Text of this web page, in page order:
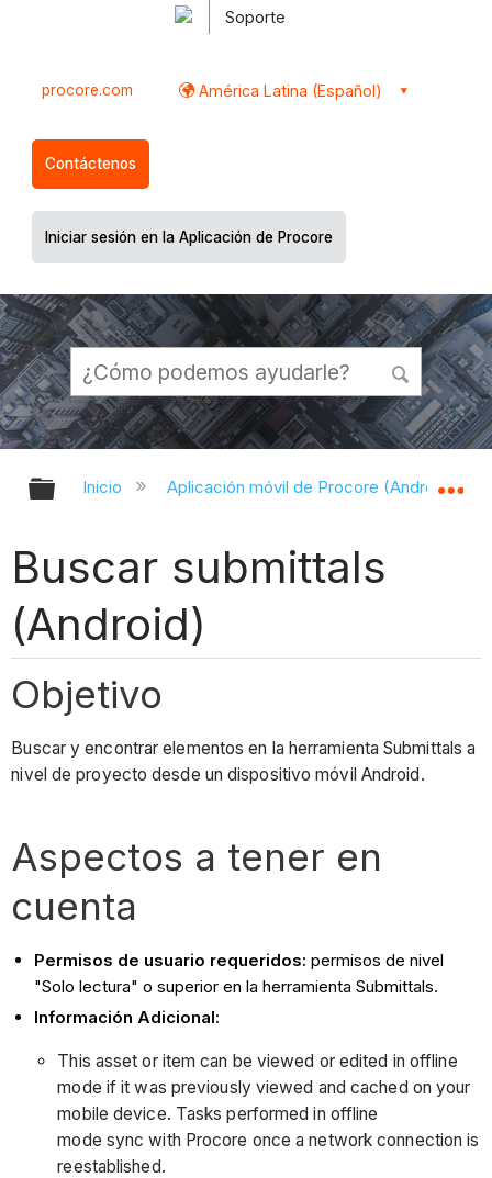
Soporte
procore.com América Latina (Español)
Contáctenos
Iniciar sesión en la Aplicación de Procore
Expandir/contraer jerarquía global
Inicio Aplicación móvil de Procore (Android)
Buscar submittals
(Android)
Objetivo
Buscar y encontrar elementos en la herramienta Submittals a
nivel de proyecto desde un dispositivo móvil Android.
Aspectos a tener en
cuenta
Permisos de usuario requeridos: permisos de nivel
"Solo lectura" o superior en la herramienta Submittals.
Información Adicional:
This asset or item can be viewed or edited in offline
mode if it was previously viewed and cached on your
mobile device. Tasks performed in offline
mode sync with Procore once a network connection is
reestablished.